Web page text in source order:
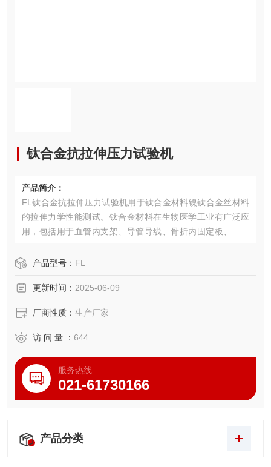
钛合金抗拉伸压力试验机
产品简介：
FL钛合金抗拉伸压力试验机用于钛合金材料镍钛合金丝材料
的拉伸力学性能测试。钛合金材料在生物医学工业有广泛应
用，包括用于血管内支架、导管导线、骨折内固定板、骨科
产品型号： FL
更新时间： 2025-06-09
厂商性质： 生产厂家
访 问 量 ： 644
服务热线
021-61730166
产品分类